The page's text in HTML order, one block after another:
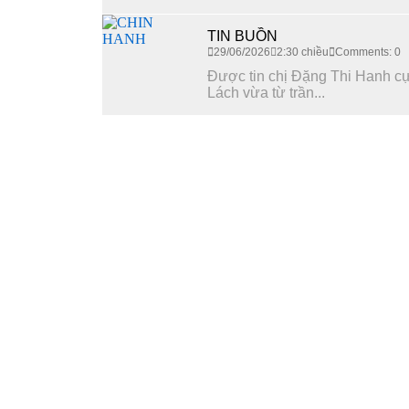
TIN BUỒN
29/06/2026 2:30 chiều Comments: 0
Được tin chị Đặng Thi Hanh
Lách vừa từ trần...